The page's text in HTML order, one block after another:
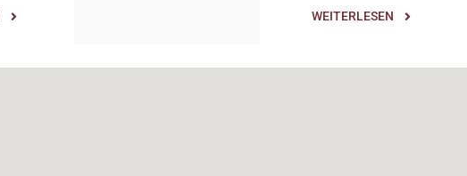
WEITERLESEN